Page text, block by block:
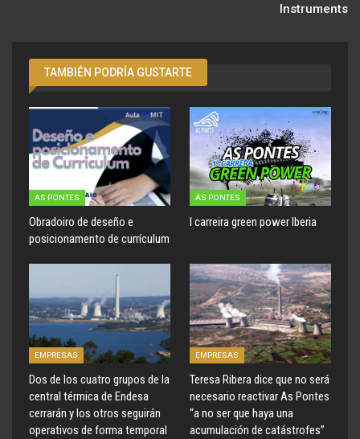
Instruments
TAMBIÉN PODRÍA GUSTARTE
AS PONTES
Obradoiro de deseño e
posicionamento de currículum
AS PONTES
I carreira green power Iberia
EMPRESAS
Dos de los cuatro grupos de la
central térmica de Endesa
cerrarán y los otros seguirán
operativos de forma temporal
EMPRESAS
Teresa Ribera dice que no será
necesario reactivar As Pontes
“a no ser que haya una
acumulación de catástrofes”